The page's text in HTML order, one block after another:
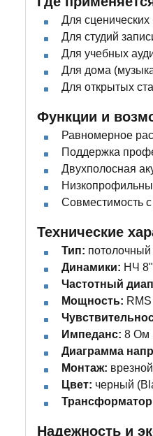
Для
Для студий
Для учебных
Для дома
Для открытых
Функции и
Равномерное
Поддержка
Двухполосная
Совместимость
Технические
Тип: потолочный
Динамики: НЧ 8"
Частотный
Мощность:
Импеданс: 8 Ом
Диаграмма
Монтаж:
Цвет: черный
Надежность и